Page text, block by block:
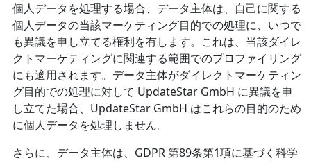
個人データを処理する場合、データ主体は、自己に関する
個人データの当該マーケティング目的での処理に、いつで
も異議を申し立てる権利を有します。これは、当該ダイレ
クトマーケティングに関連する範囲でのプロファイリング
にも適用されます。データ主体がダイレクトマーケティン
グ目的での処理に対して UpdateStar GmbH に異議を申
し立てた場合、UpdateStar GmbH はこれらの目的のため
に個人データを処理しません。
さらに、データ主体は、GDPR 第89条第1項に基づく科学